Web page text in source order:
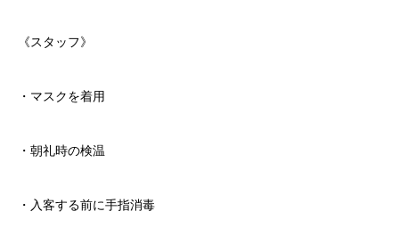
《スタッフ》
・マスクを着用
・朝礼時の検温
・入客する前に手指消毒